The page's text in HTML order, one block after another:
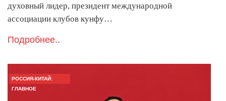
духовный лидер, президент международной
ассоциации клубов кунфу…
Подробнее..
РОССИЯ-КИТАЙ:
ГЛАВНОЕ